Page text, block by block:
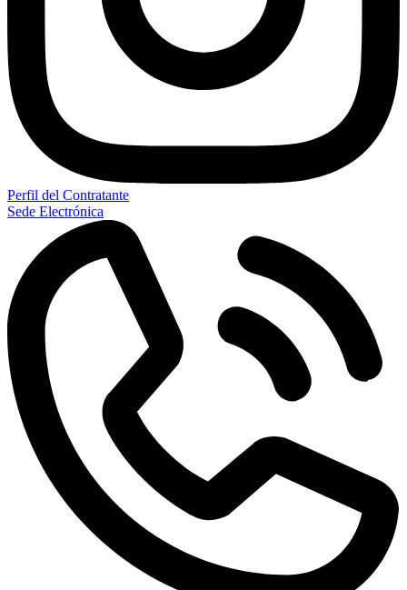
Perfil del Contratante
Sede Electrónica